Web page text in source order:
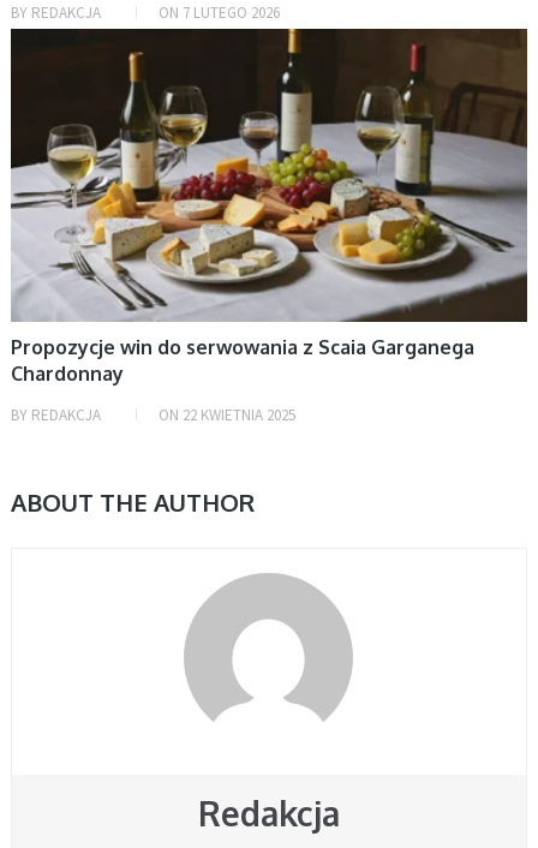
BY REDAKCJA ON 7 LUTEGO 2026
Propozycje win do serwowania z Scaia Garganega
Chardonnay
BY REDAKCJA ON 22 KWIETNIA 2025
ABOUT THE AUTHOR
Redakcja